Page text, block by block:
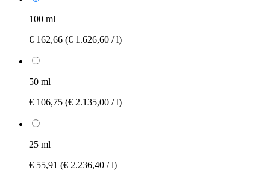
100 ml
€ 162,66 (€ 1.626,60 / l)
50 ml
€ 106,75 (€ 2.135,00 / l)
25 ml
€ 55,91 (€ 2.236,40 / l)